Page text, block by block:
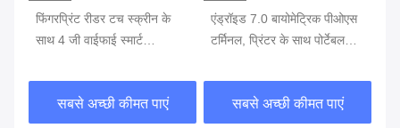
फिंगरप्रिंट रीडर टच स्क्रीन के
साथ 4 जी वाईफाई स्मार्ट
सबसे अच्छी कीमत पाएं
एंड्रॉइड 7.0 बायोमेट्रिक पीओएस
टर्मिनल, प्रिंटर के साथ पोर्टेबल
सबसे अच्छी कीमत पाएं